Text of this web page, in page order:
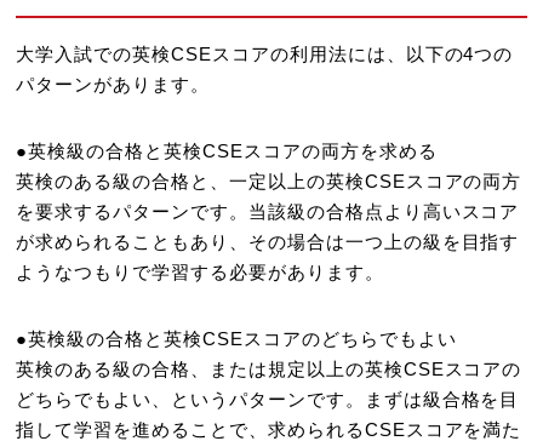
大学入試での英検CSEスコアの利用法には、以下の4つの
パターンがあります。
●英検級の合格と英検CSEスコアの両方を求める
英検のある級の合格と、一定以上の英検CSEスコアの両方
を要求するパターンです。当該級の合格点より高いスコア
が求められることもあり、その場合は一つ上の級を目指す
ようなつもりで学習する必要があります。
●英検級の合格と英検CSEスコアのどちらでもよい
英検のある級の合格、または規定以上の英検CSEスコアの
どちらでもよい、というパターンです。まずは級合格を目
指して学習を進めることで、求められるCSEスコアを満た